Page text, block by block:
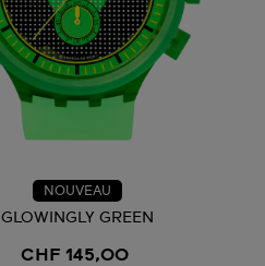
NOUVEAU
GLOWINGLY GREEN
CHF 145,00